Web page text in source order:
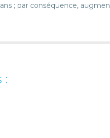
; par conséquence,
: